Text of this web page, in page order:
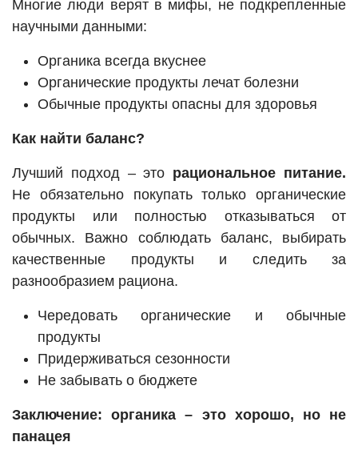
Многие люди верят в мифы, не подкрепленные
научными данными:
Органика всегда вкуснее
Органические продукты лечат болезни
Обычные продукты опасны для здоровья
Как найти баланс?
Лучший подход – это рациональное питание.
Не обязательно покупать только органические
продукты или полностью отказываться от
обычных. Важно соблюдать баланс, выбирать
качественные продукты и следить за
разнообразием рациона.
Чередовать органические и обычные
продукты
Придерживаться сезонности
Не забывать о бюджете
Заключение: органика – это хорошо, но не
панацея